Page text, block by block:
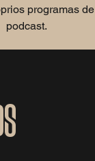
programas de
podcast.